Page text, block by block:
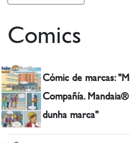
Comics
Cómic de marcas:
Compañía.
dunha marca"